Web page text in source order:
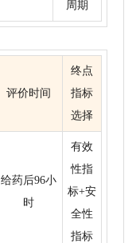
周期
评价时间
终点
指标
选择
给药后96小
时
有效
性指
标+安
全性
指标